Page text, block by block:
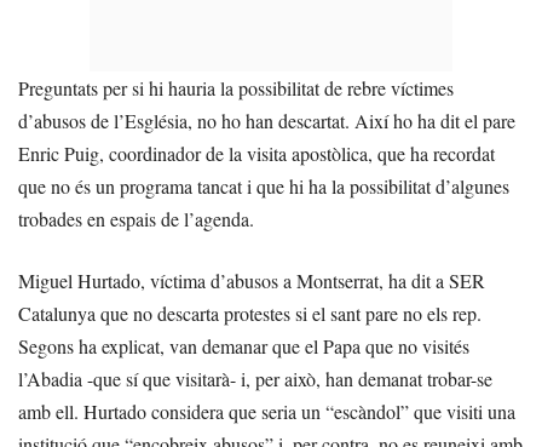
Preguntats per si hi hauria la possibilitat de rebre víctimes
d’abusos de l’Església, no ho han descartat. Així ho ha dit el pare
Enric Puig, coordinador de la visita apostòlica, que ha recordat
que no és un programa tancat i que hi ha la possibilitat d’algunes
trobades en espais de l’agenda.
Miguel Hurtado, víctima d’abusos a Montserrat, ha dit a SER
Catalunya que no descarta protestes si el sant pare no els rep.
Segons ha explicat, van demanar que el Papa que no visités
l’Abadia -que sí que visitarà- i, per això, han demanat trobar-se
amb ell. Hurtado considera que seria un “escàndol” que visiti una